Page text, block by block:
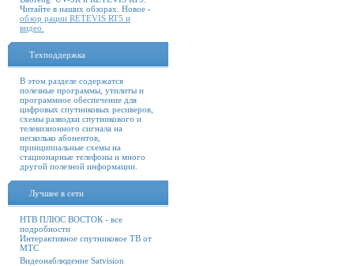
Читайте в наших обзорах. Новое -
обзор рации RETEVIS RT5 и
видео
Техподдержка
В этом разделе содержатся
полезные программы, утилиты и
программное обеспечение для
цифровых спутниковых ресиверов,
схемы разводки спутникового и
телевизионного сигнала на
несколько абонентов,
принципиальные схемы на
стационарные телефоны и много
другой полезной информации.
Лучшее в сети
НТВ ПЛЮС ВОСТОК - все
подробности
Интерактивное спутниковое ТВ от
МТС
Видеонаблюдение Satvision